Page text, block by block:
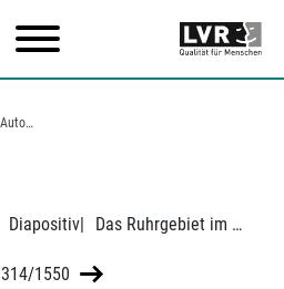
Das Ruhrgebiet im Autobahnnetz
Diapositiv| Das Ruhrgebiet im Autobahnnetz
314/1550